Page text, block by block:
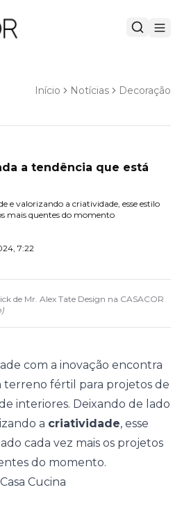
Início Notícias Decoração
a tendência que está
e valorizando a criatividade, esse estilo
mais quentes do momento
7:22
de Mr. Alex Tate Design na CASACOR
)
com a inovação encontra
terreno fértil para projetos de
interiores. Deixando de lado
a criatividade, esse
cada vez mais os projetos
do momento.